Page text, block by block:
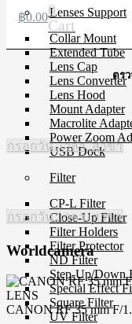
Lenses Support
Collar Mount
Extended Tube
Lens Cap
Lens Converter
Lens Hood
Mount Adapter
Macrolite
Power Zoom
USB Dock
Filter
CP-L Filter
Close-Up Filter
Filter Holders
Filter Protector
ND Filter
Step-Up/Down
Special Effect
Square Filter
UV Filter
฿0.000
Cart
ตร
กรอกวัน, เวลา, สาขา
กรอกวัน, เวลา, สาขา
Worldcamera
LENS
CANON RF 35 mm F/